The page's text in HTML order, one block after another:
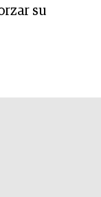
su